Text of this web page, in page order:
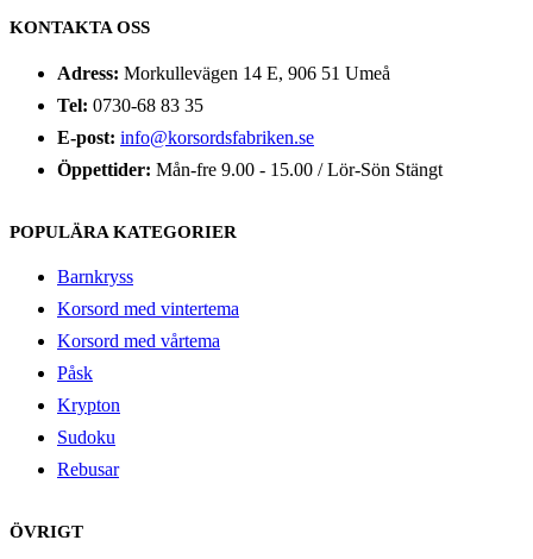
KONTAKTA OSS
Adress: Morkullevägen 14 E, 906 51 Umeå
Tel: 0730-68 83 35
E-post: info@korsordsfabriken.se
Öppettider: Mån-fre 9.00 - 15.00 / Lör-Sön Stängt
POPULÄRA KATEGORIER
Barnkryss
Korsord med vintertema
Korsord med vårtema
Påsk
Krypton
Sudoku
Rebusar
ÖVRIGT